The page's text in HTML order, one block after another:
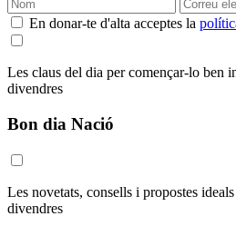
En donar-te d'alta acceptes la
Les claus del dia per començar-lo ben
divendres
Bon dia Nació
Les novetats, consells i propostes
divendres